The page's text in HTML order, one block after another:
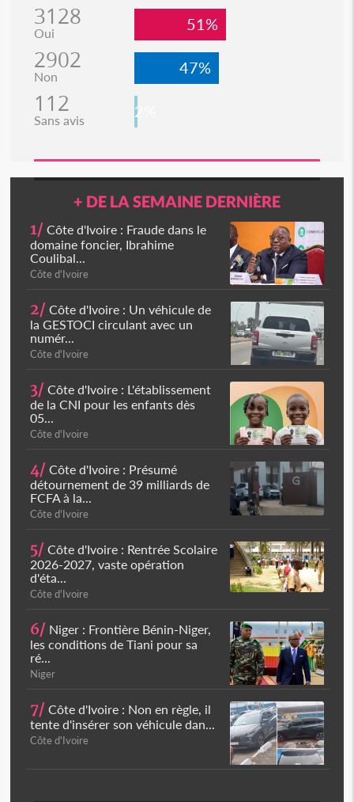
3128
Oui 51%
2902
Non 47%
112
Sans avis 2%
+ DE LA SEMAINE DERNIÈRE
1/ Côte d'Ivoire : Fraude dans le
domaine foncier, Ibrahime
Coulibal...
Côte d'Ivoire
2/ Côte d'Ivoire : Un véhicule de
la GESTOCI circulant avec un
numér...
Côte d'Ivoire
3/ Côte d'Ivoire : L'établissement
de la CNI pour les enfants dès
05...
Côte d'Ivoire
4/ Côte d'Ivoire : Présumé
détournement de 39 milliards de
FCFA à la...
Côte d'Ivoire
5/ Côte d'Ivoire : Rentrée Scolaire
2026-2027, vaste opération
d'éta...
Côte d'Ivoire
6/ Niger : Frontière Bénin-Niger,
les conditions de Tiani pour sa
ré...
Niger
7/ Côte d'Ivoire : Non en règle, il
tente d'insérer son véhicule dan...
Côte d'Ivoire